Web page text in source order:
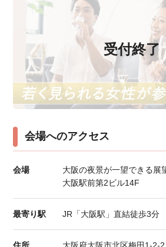
受付終了
会場へのアクセス
会場
大阪の夜景が一望できる展
大阪駅前第2ビル14F
最寄り駅 JR「大阪駅」直結徒歩3分
住所 大阪府大阪市北区梅田1-2-2